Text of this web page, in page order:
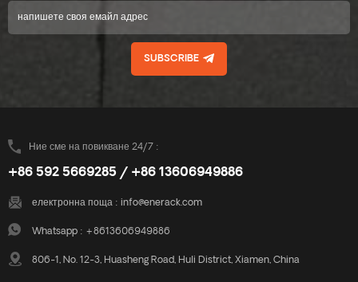
SUBSCRIBE
Ние сме на повикване 24/7 :
+86 592 5669285 / +86 13606949886
електронна поща : info@enerack.com
Whatsapp : +8613606949886
806-1, No. 12-3, Huasheng Road, Huli District, Xiamen, China